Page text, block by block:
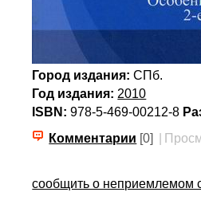
Город издания: СПб.
Год издания: 2010
ISBN: 978-5-469-00212-8
Комментарии [0]
сообщить о неприемлемом